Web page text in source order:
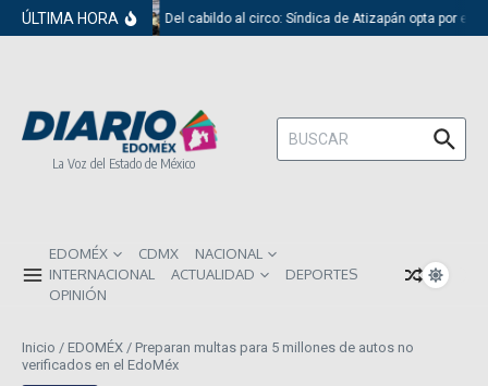
Saltar al contenido
ÚLTIMA HORA Del cabildo al circo: Síndica de Atizapán opta por el
La Voz del Estado de México
Buscar:
EDOMÉX CDMX
NACIONAL
INTERNACIONAL
ACTUALIDAD
DEPORTES
OPINIÓN
Inicio / EDOMÉX / Preparan multas para 5 millones de autos no
verificados en el EdoMéx